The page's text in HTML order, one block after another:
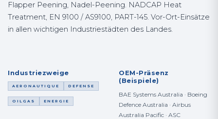
Flapper Peening, Nadel-Peening. NADCAP Heat
Treatment, EN 9100 / AS9100, PART-145. Vor-Ort-Einsätze
in allen wichtigen Industriestädten des Landes.
Industriezweige
AERONAUTIQUE DEFENSE
OILGAS ENERGIE
OEM-Präsenz
(Beispiele)
BAE Systems Australia · Boeing
Defence Australia · Airbus
Australia Pacific · ASC